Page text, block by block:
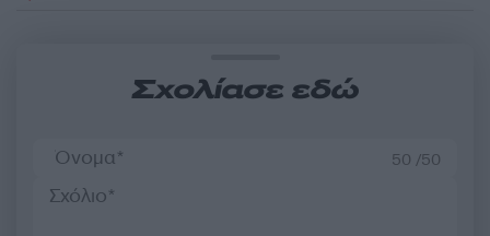
Σχολίασε εδώ
50 /50